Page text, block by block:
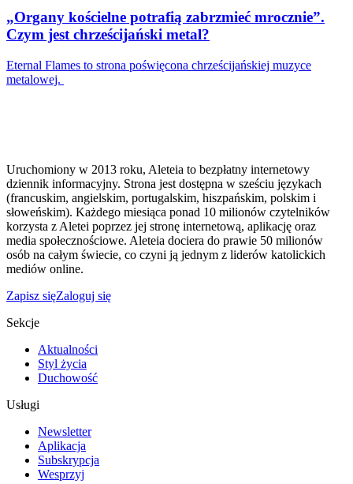
„Organy kościelne potrafią zabrzmieć mrocznie”.
Czym jest chrześcijański metal?
Eternal Flames to strona poświęcona chrześcijańskiej muzyce
metalowej.
Uruchomiony w 2013 roku, Aleteia to bezpłatny internetowy
dziennik informacyjny. Strona jest dostępna w sześciu językach
(francuskim, angielskim, portugalskim, hiszpańskim, polskim i
słoweńskim). Każdego miesiąca ponad 10 milionów czytelników
korzysta z Aletei poprzez jej stronę internetową, aplikację oraz
media społecznościowe. Aleteia dociera do prawie 50 milionów
osób na całym świecie, co czyni ją jednym z liderów katolickich
mediów online.
Zapisz sięZaloguj się
Sekcje
Aktualności
Styl życia
Duchowość
Usługi
Newsletter
Aplikacja
Subskrypcja
Wesprzyj